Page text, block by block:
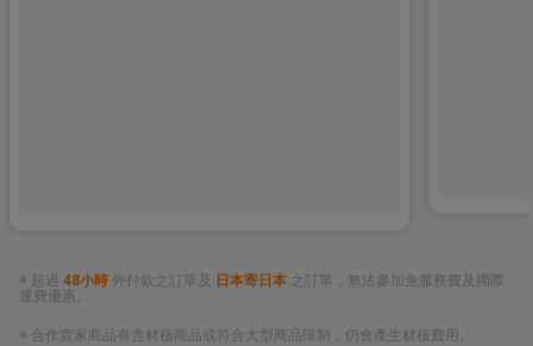
※ 超過 48小時 外付款之訂單及 日本寄日本 之訂單，無法參加免服務費及國際
運費優惠。
※ 合作賣家商品有含材積商品或符合大型商品限制，仍會產生材積費用。